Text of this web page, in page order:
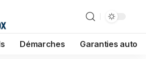
Démarches Garanties auto